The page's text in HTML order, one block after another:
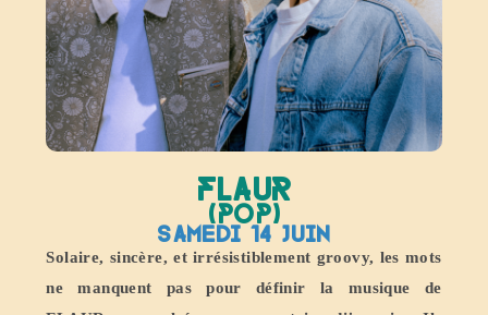
Flaur
(POP)
Samedi 14 juin
Solaire, sincère, et irrésistiblement groovy, les mots
ne manquent pas pour définir la musique de